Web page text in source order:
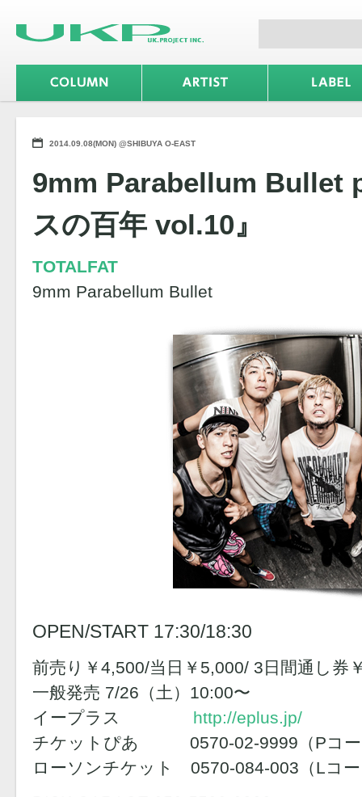
2014.09.08(MON) @SHIBUYA O-EAST
9mm Parabellum Bullet
スの百年 vol.10』
TOTALFAT
9mm Parabellum Bullet
OPEN/START 17:30/18:30
前売り￥4,500/当日￥5,000/ 3日間通し券
一般発売 7/26（土）10:00〜
イープラス http://eplus.jp/
チケットぴあ 0570-02-9999（Pコー
ローソンチケット 0570-084-003（Lコ